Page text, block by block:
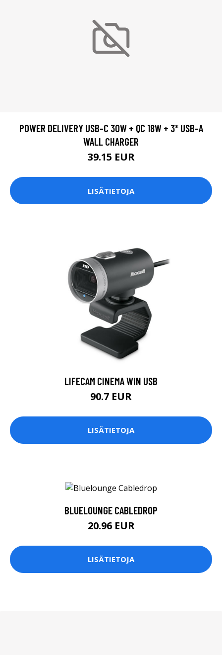
POWER DELIVERY USB-C 30W + QC 18W + 3* USB-A
WALL CHARGER
39.15 EUR
LISÄTIETOJA
LIFECAM CINEMA WIN USB
90.7 EUR
LISÄTIETOJA
BLUELOUNGE CABLEDROP
20.96 EUR
LISÄTIETOJA